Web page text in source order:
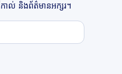
ាល់ និងព័ត៌មានអក្សរ។